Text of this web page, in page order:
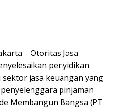
– Otoritas Jasa
penyidikan
jasa keuangan yang
pinjaman
Membangun Bangsa (PT